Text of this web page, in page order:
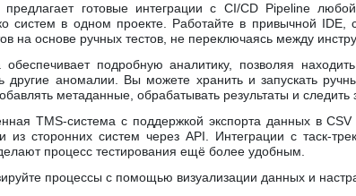
предлагает готовые интеграции с CI/CD Pipeline
систем в одном проекте. Работайте в привычной IDE,
на основе ручных тестов, не переключаясь между
обеспечивает подробную аналитику, позволяя
другие аномалии. Вы можете хранить и запускать
метаданные, обрабатывать результаты и следить
TMS-система с поддержкой экспорта данных в
из сторонних систем через API. Интеграции с таск-
процесс тестирования ещё более удобным.
процессы с помощью визуализации данных и